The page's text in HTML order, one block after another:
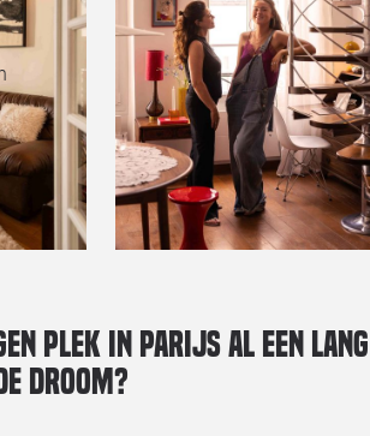
plek in Parijs al een lang
droom?